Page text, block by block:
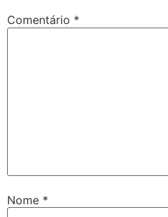
Comentário *
Nome *